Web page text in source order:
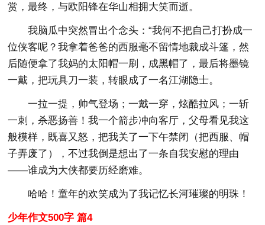
赏，最终，与欧阳锋在华山相拥大笑而逝。
我脑瓜中突然冒出个念头：“我何不把自己打扮成一
位侠客呢？我拿着爸爸的西服毫不留情地裁成斗篷，然
后随便拿了我妈的太阳帽一刷，成黑帽了，最后将墨镜
一戴，把玩具刀一装，转眼成了一名江湖隐士。
一拉一提，帅气登场；一戴一穿，炫酷拉风；一斩
一刺，杀恶扬善！我一个箭步冲向客厅，父母看见我这
般模样，既喜又怒，把我关了一下午禁闭（把西服、帽
子弄废了），不过我倒是想出了一条自我安慰的理由
——谁成为大侠都要历经磨难。
哈哈！童年的欢笑成为了我记忆长河璀璨的明珠！
少年作文500字 篇4